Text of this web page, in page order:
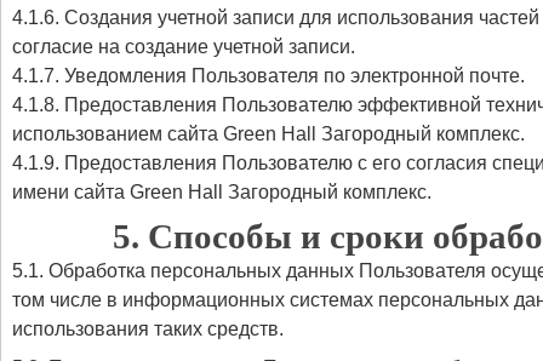
4.1.6. Создания учетной записи для использования
согласие на создание учетной записи.
4.1.7. Уведомления Пользователя по электронной почте.
4.1.8. Предоставления Пользователю эффективной
использованием сайта Green Hall Загородный комплекс.
4.1.9. Предоставления Пользователю с его согласия
имени сайта Green Hall Загородный комплекс.
5. Способы и сроки
5.1. Обработка персональных данных Пользователя
том числе в информационных системах персональных
использования таких средств.